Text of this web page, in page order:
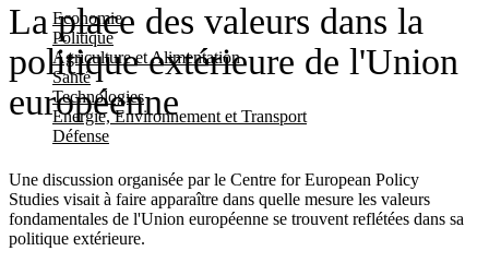
Economie
Politique
Agriculture et Alimentation
Santé
Technologies
Energie, Environnement et Transport
Défense
La place des valeurs dans la
politique extérieure de l'Union
européenne
Une discussion organisée par le Centre for European Policy
Studies visait à faire apparaître dans quelle mesure les valeurs
fondamentales de l'Union européenne se trouvent reflétées dans sa
politique extérieure.